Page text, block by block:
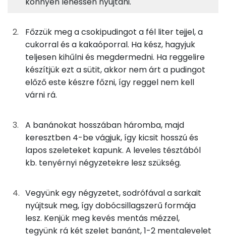
56g leveles tészta
209 kcal
3gméz
10 kcal
0g menta
0 kcal
63gtej
35 kcal
4g cukor
15 kcal
38g banán 21 kcal
Összesen 317 kcal
7%
Fehérje
51%
Szénhidrát
19%
Zsír
23%
Víz
TOP ásványi anyagok
Nátrium
Kálcium
Foszfor
Magnézium
Szelén
TOP vitaminok
Kolin:
C vitamin:
Főzzük meg a csokipudingot a fél liter tejjel, a
cukorral és a kakaóporral. Ha kész, hagyjuk
teljesen kihűlni és megdermedni. Ha reggelire
készítjük ezt a sütit, akkor nem árt a pudingot
előző este készre főzni, így reggel nem kell
várni rá.
A banánokat hosszában háromba, majd
keresztben 4-be vágjuk, így kicsit hosszú és
lapos szeleteket kapunk. A leveles tésztából
kb. tenyérnyi négyzetekre lesz szükség.
Vegyünk egy négyzetet, sodrófával a sarkait
nyújtsuk meg, így dobócsillagszerű formája
lesz. Kenjük meg kevés mentás mézzel,
tegyünk rá két szelet banánt, 1-2 mentalevelet